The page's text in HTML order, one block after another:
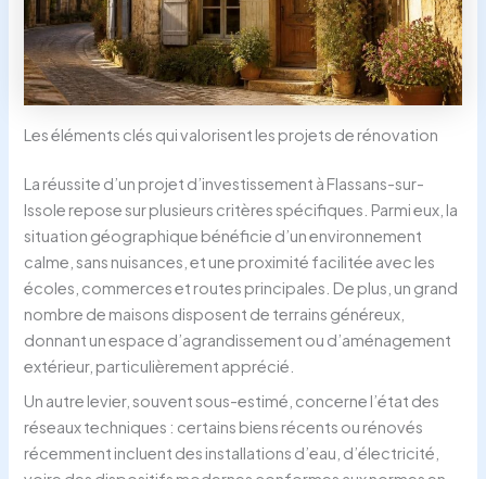
Les éléments clés qui valorisent les projets de rénovation
La réussite d’un projet d’investissement à Flassans-sur-
Issole repose sur plusieurs critères spécifiques. Parmi eux, la
situation géographique bénéficie d’un environnement
calme, sans nuisances, et une proximité facilitée avec les
écoles, commerces et routes principales. De plus, un grand
nombre de maisons disposent de terrains généreux,
donnant un espace d’agrandissement ou d’aménagement
extérieur, particulièrement apprécié.
Un autre levier, souvent sous-estimé, concerne l’état des
réseaux techniques : certains biens récents ou rénovés
récemment incluent des installations d’eau, d’électricité,